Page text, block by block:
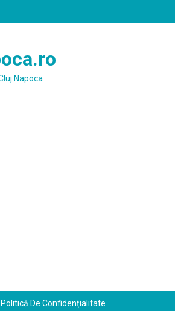
Napoca
Politică De Confidențialitate